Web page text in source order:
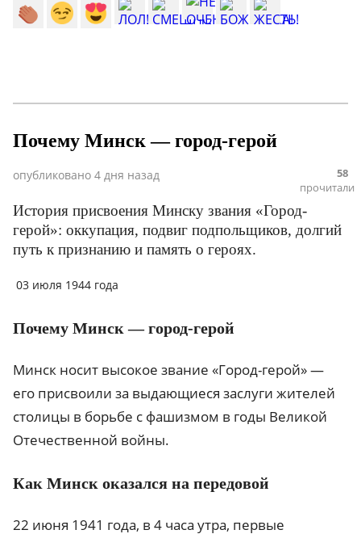
Почему Минск — город-герой
опубликовано 4 дня назад
58
прочитали
История присвоения Минску звания «Город-
герой»: оккупация, подвиг подпольщиков, долгий
путь к признанию и память о героях.
03 июля 1944 года
Почему Минск — город-герой
Минск носит высокое звание «Город-герой» —
его присвоили за выдающиеся заслуги жителей
столицы в борьбе с фашизмом в годы Великой
Отечественной войны.
Как Минск оказался на передовой
22 июня 1941 года, в 4 часа утра, первые